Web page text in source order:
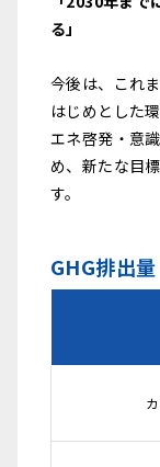
る」
今後は、これ
はじめとした
エネ啓発・意
め、新たな目
す。
GHG排出量